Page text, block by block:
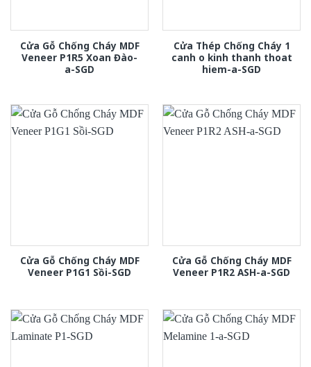
Cửa Gỗ Chống Cháy MDF
Veneer P1R5 Xoan Đào-
a-SGD
Cửa Thép Chống Cháy 1
canh o kinh thanh thoat
hiem-a-SGD
Cửa Gỗ Chống Cháy MDF
Veneer P1G1 Sồi-SGD
Cửa Gỗ Chống Cháy MDF
Veneer P1R2 ASH-a-SGD